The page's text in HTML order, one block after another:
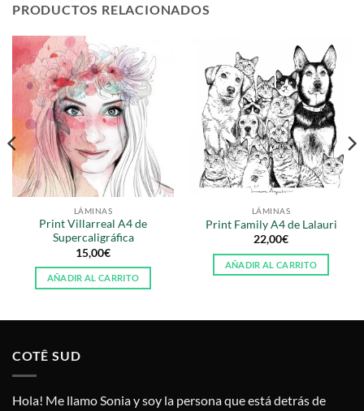
PRODUCTOS RELACIONADOS
LÁMINAS
Print Villarreal A4 de
Supercaligráfica
15,00€
AÑADIR AL CARRITO
LÁMINAS
Print Family A4 de Lalauri
22,00€
AÑADIR AL CARRITO
COTÊ SUD
Hola! Me llamo Sonia y soy la persona que está detrás de